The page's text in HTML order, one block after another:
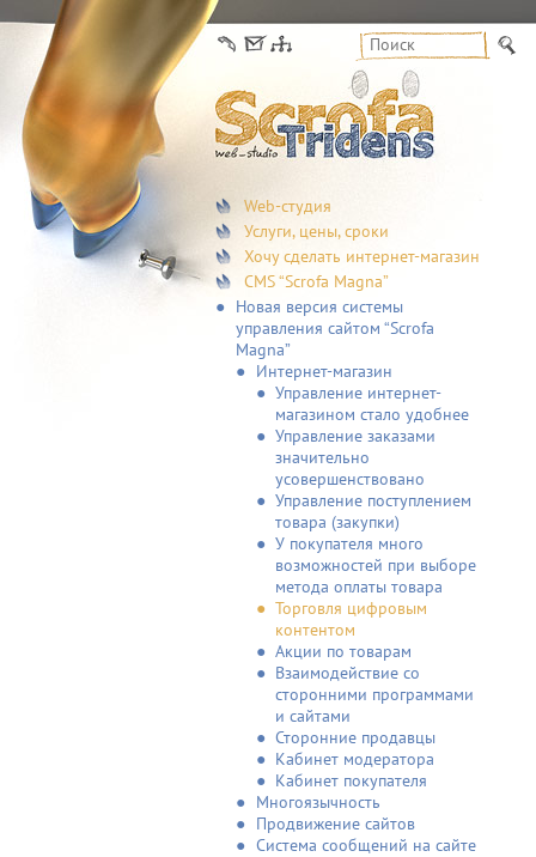
Web-студия
Услуги, цены, сроки
Хочу сделать интернет-магазин
CMS “Scrofa Magna”
Новая версия системы
управления сайтом “Scrofa
Magna”
Интернет-магазин
Управление интернет-
магазином стало удобнее
Управление заказами
значительно
усовершенствовано
Управление поступлением
товара (закупки)
У покупателя много
возможностей при выборе
метода оплаты товара
Торговля цифровым
контентом
Акции по товарам
Взаимодействие со
сторонними программами
и сайтами
Сторонние продавцы
Кабинет модератора
Кабинет покупателя
Многоязычность
Продвижение сайтов
Система сообщений на сайте